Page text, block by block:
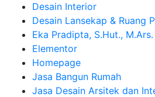
Desain Interior
Desain Lansekap & Ruang
Eka Pradipta, S.Hut., M.Ars.
Elementor
Homepage
Jasa Bangun Rumah
Jasa Desain Arsitek dan